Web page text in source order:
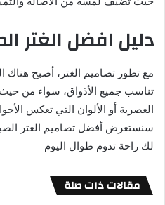
دليل افضل الغتر
مع تطور تصاميم الغتر، أصبح هناك
تناسب جميع الأذواق، سواء من
العصرية أو الألوان التي تعكس
سنستعرض أفضل تصاميم الغتر
لك راحة تدوم طوال اليوم
مقالات ذات صلة